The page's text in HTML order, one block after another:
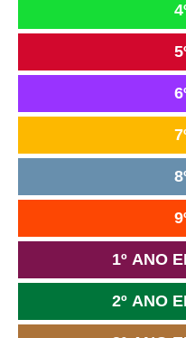
1º ANO
2º ANO